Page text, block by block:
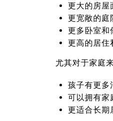
更大的房屋
更宽敞的庭
更多卧室和
更高的居住
尤其对于家庭
孩子有更多
可以拥有家
更适合长期